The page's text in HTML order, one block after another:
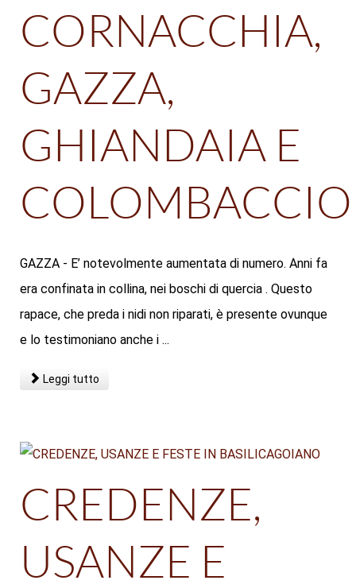
CORNACCHIA,
GAZZA,
GHIANDAIA E
COLOMBACCIO
GAZZA - E’ notevolmente aumentata di numero. Anni fa
era confinata in collina, nei boschi di quercia . Questo
rapace, che preda i nidi non riparati, è presente ovunque
e lo testimoniano anche i ...
Leggi tutto
CREDENZE,
USANZE E